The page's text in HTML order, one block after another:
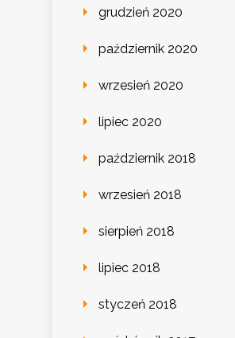
grudzień 2020
październik 2020
wrzesień 2020
lipiec 2020
październik 2018
wrzesień 2018
sierpień 2018
lipiec 2018
styczeń 2018